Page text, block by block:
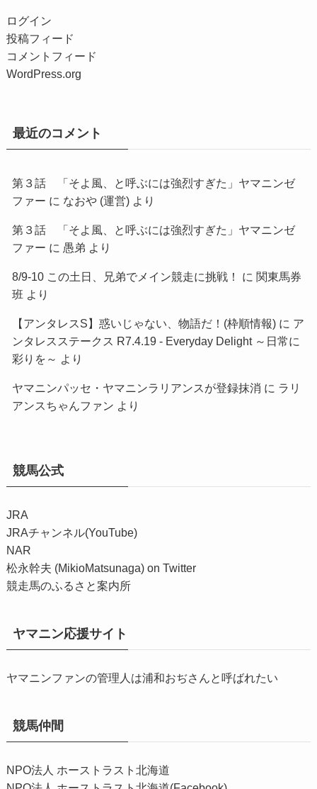
ログイン
投稿フィード
コメントフィード
WordPress.org
最近のコメント
第３話 「そよ風、と呼ぶには強烈すぎた」ヤマニンゼ
ファー に なおや (運営)より
第３話 「そよ風、と呼ぶには強烈すぎた」ヤマニンゼ
ファー に 愚弟 より
8/9-10 この土日、兄弟でメイン競走に挑戦！ に 関東馬券
班 より
【アンタレスS】惑いじゃない、物語だ！(枠順情報)に ア
ンタレスステークス R7.4.19 - Everyday Delight ～日常に
彩りを～ より
ヤマニンパッセ・ヤマニンラリアンスが登録抹消 に ラリ
アンスちゃんファン より
競馬公式
JRA
JRAチャンネル(YouTube)
NAR
松永幹夫 (MikioMatsunaga) on Twitter
競走馬のふるさと案内所
ヤマニン応援サイト
ヤマニンファンの管理人は浦和おぢさんと呼ばれたい
競馬仲間
NPO法人 ホーストラスト北海道